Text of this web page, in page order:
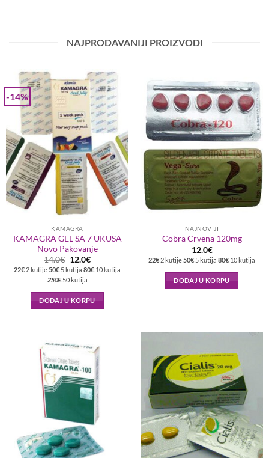
NAJPRODAVANIJI PROIZVODI
-14%
KAMAGRA
KAMAGRA GEL SA 7 UKUSA
Novo Pakovanje
14.0€ Originalna
cena
je
bila:
14.0€.
12.0€Trenutna
cena
je:
22€ 2 kutije50€ 5 kutija 80€ 10 kutija
250€ 50 kutija
DODAJ U KORPU
NAJNOVIJI
Cobra Crvena 120mg
12.0€
22€ 2 kutije50€ 5 kutija 80€ 10 kutija
DODAJ U KORPU